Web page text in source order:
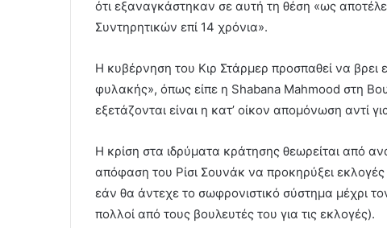
ότι εξαναγκάστηκαν σε αυτή τη θέση «ως
Συντηρητικών επί 14 χρόνια».
Η κυβέρνηση του Κιρ Στάρμερ προσπαθεί να βρει
φυλακής», όπως είπε η Shabana Mahmood στη
εξετάζονται είναι η κατ’ οίκον απομόνωση αντί
Η κρίση στα ιδρύματα κράτησης θεωρείται από
απόφαση του Ρίσι Σουνάκ να προκηρύξει
εάν θα άντεχε το σωφρονιστικό σύστημα μέχρι
πολλοί από τους βουλευτές του για τις εκλογές).